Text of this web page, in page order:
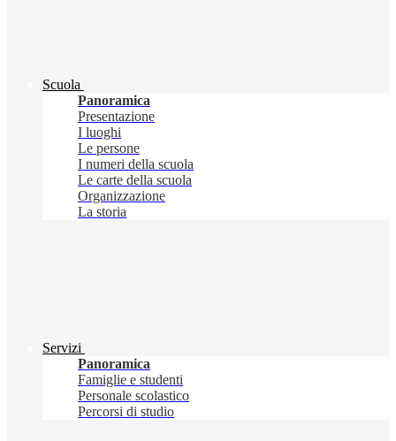
Scuola
Panoramica
Presentazione
I luoghi
Le persone
I numeri della scuola
Le carte della scuola
Organizzazione
La storia
Servizi
Panoramica
Famiglie e studenti
Personale scolastico
Percorsi di studio